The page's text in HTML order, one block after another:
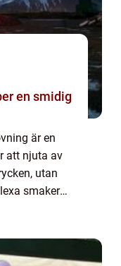
är en
att njuta av
utan
smaker